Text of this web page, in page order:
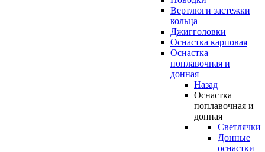
Вертлюги застежки
кольца
Джигголовки
Оснастка карповая
Оснастка
поплавочная и
донная
Назад
Оснастка
поплавочная и
донная
Светлячки
Донные
оснастки